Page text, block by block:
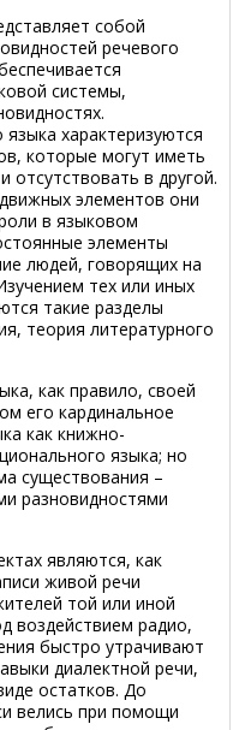
собой
речевого
системы,
характеризуются
которые могут иметь
отсутствовать в другой.
элементов они
в языковом
элементы
людей, говорящих на
тех или иных
такие разделы
теория литературного
как правило, своей
его кардинальное
как книжно-
языка; но
существования –
разновидностями
являются, как
живой речи
той или иной
воздействием радио,
быстро утрачивают
диалектной речи,
остатков. До
велись при помощи